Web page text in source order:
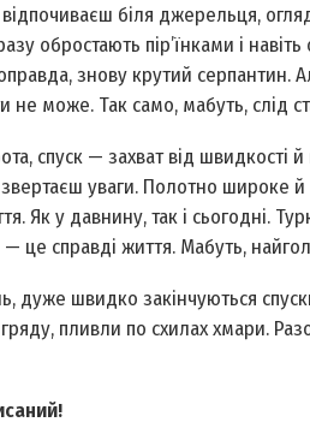
біля джерельця,
обростають пір’їнками і
знову крутий
не може. Так само, мабуть, слід
спуск — захват від швидкості
уваги. Полотно широке й
Як у давнину, так і сьогодні.
— це справді життя. Мабуть,
дуже швидко закінчуються
пливли по схилах хмари.